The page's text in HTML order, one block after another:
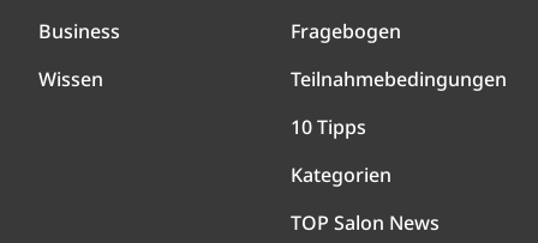
Business
Wissen
Fragebogen
Teilnahmebedingungen
10 Tipps
Kategorien
TOP Salon News